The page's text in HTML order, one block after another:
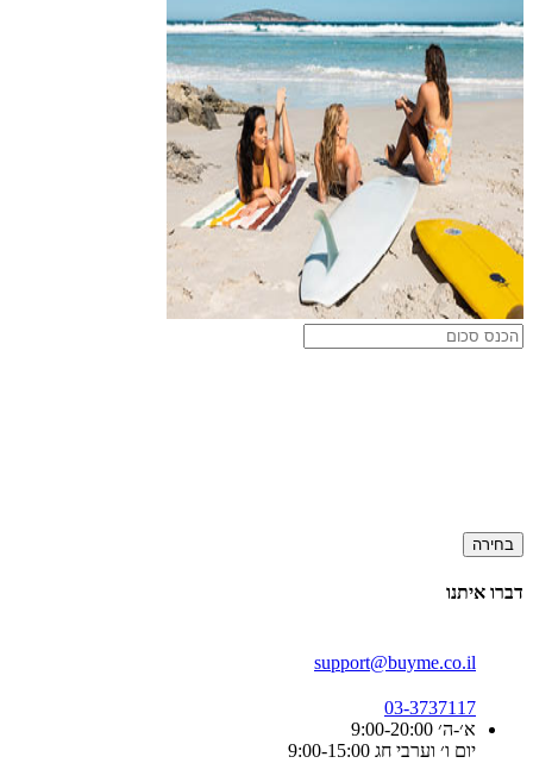
בחירה
דברו איתנו
support@buyme.co.il
03-3737117
א׳-ה׳ 9:00-20:00
יום ו׳ וערבי חג 9:00-15:00